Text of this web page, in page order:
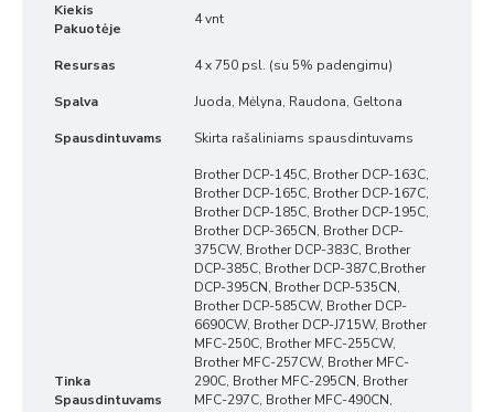
Kiekis
Pakuotėje
4 vnt
Resursas 4 x 750 psl. (su 5% padengimu)
Spalva Juoda, Mėlyna, Raudona, Geltona
Spausdintuvams Skirta rašaliniams spausdintuvams
Tinka
Spausdintuvams
Brother DCP-145C, Brother DCP-163C,
Brother DCP-165C, Brother DCP-167C,
Brother DCP-185C, Brother DCP-195C,
Brother DCP-365CN, Brother DCP-
375CW, Brother DCP-383C, Brother
DCP-385C, Brother DCP-387C,Brother
DCP-395CN, Brother DCP-535CN,
Brother DCP-585CW, Brother DCP-
6690CW, Brother DCP-J715W, Brother
MFC-250C, Brother MFC-255CW,
Brother MFC-257CW, Brother MFC-
290C, Brother MFC-295CN, Brother
MFC-297C, Brother MFC-490CN,